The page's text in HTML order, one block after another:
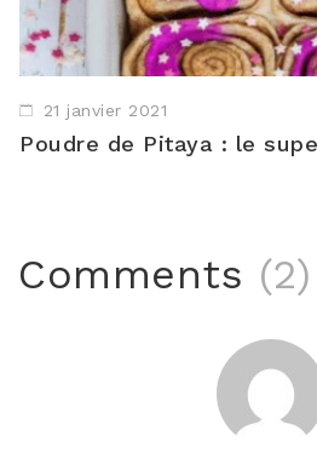
21 janvier 2021
Poudre de Pitaya : le
Comments (2)